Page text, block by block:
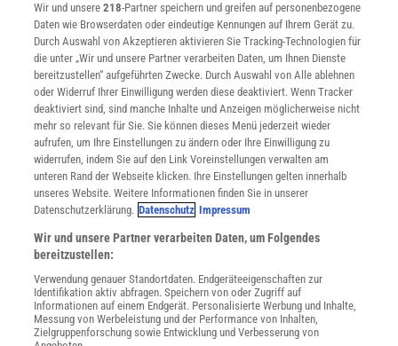
Widerruf
INFO
Mediadaten
Datenschutz
Nutzungsbedingungen
Cookie-Einstellungen
Utiq verwalten
Nutzungsbasierte Onlinewerbung
Alle Artikel
Impressum
Angebote für Schulen
Angebote für Institutionen
Sprachen lernen mit Gymglish
Lexika
Für Spektrum schreiben
Zugänglichkeitserklärung
Wir und unsere218-Partner speichern und greifen auf personenbezogene
Daten wie Browserdaten oder eindeutige Kennungen auf Ihrem Gerät zu.
Durch Auswahl von Akzeptieren aktivieren Sie Tracking-Technologien für
die unter „Wir und unsere Partner verarbeiten Daten, um Ihnen Dienste
bereitzustellen“ aufgeführten Zwecke. Durch Auswahl von Alle ablehnen
oder Widerruf Ihrer Einwilligung werden diese deaktiviert. Wenn Tracker
deaktiviert sind, sind manche Inhalte und Anzeigen möglicherweise nicht
mehr so relevant für Sie. Sie können dieses Menü jederzeit wieder
aufrufen, um Ihre Einstellungen zu ändern oder Ihre Einwilligung zu
widerrufen, indem Sie auf den Link Voreinstellungen verwalten am
unteren Rand der Webseite klicken. Ihre Einstellungen gelten innerhalb
unseres Website. Weitere Informationen finden Sie in unserer
Datenschutzerklärung. Datenschutz Impressum
Wir und unsere Partner verarbeiten Daten, um Folgendes
bereitzustellen:
Verwendung genauer Standortdaten. Endgeräteeigenschaften zur
Identifikation aktiv abfragen. Speichern von oder Zugriff auf
Informationen auf einem Endgerät. Personalisierte Werbung und Inhalte,
Messung von Werbeleistung und der Performance von Inhalten,
Zielgruppenforschung sowie Entwicklung und Verbesserung von